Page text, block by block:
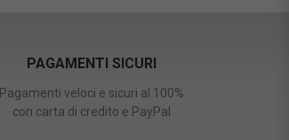
PAGAMENTI SICURI
Pagamenti veloci e sicuri al 100%
con carta di credito e PayPal